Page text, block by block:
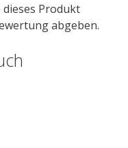
Produkt
abgeben.